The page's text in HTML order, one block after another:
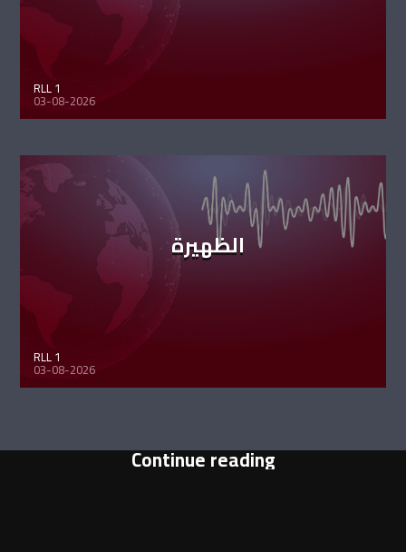
RLL 1
03-08-2026
الظهيرة
RLL 1
03-08-2026
Continue reading